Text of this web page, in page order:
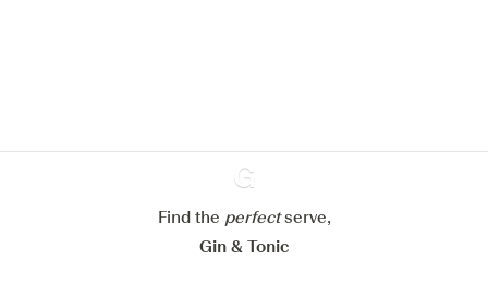
Ginventory
Find the perfectserve,
Gin & Tonic
Alles weigeren